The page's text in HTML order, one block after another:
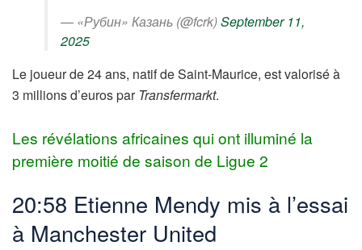
— «Рубин» Казань (@fcrk)September 11,
2025
Le joueur de 24 ans, natif de Saint-Maurice, est valorisé à
3 millions d’euros par Transfermarkt.
Les révélations africaines qui ont illuminé la
première moitié de saison de Ligue 2
20:58 Etienne Mendy mis à l’essai
à Manchester United